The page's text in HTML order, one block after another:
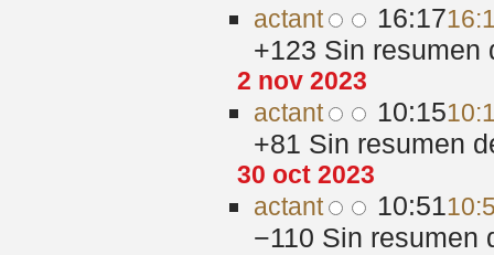
actant 16:17
+123 Sin resumen
2 nov 2023
actant 10:15
+81 Sin resumen
30 oct 2023
actant 10:51
−110 Sin resumen